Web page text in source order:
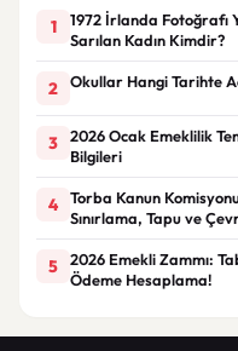
1
1972 İrlanda Fotoğrafı
Sarılan Kadın Kimdir?
2 Okullar Hangi Tarihte
3
2026 Ocak Emeklilik
Bilgileri
4
Torba Kanun
Sınırlama, Tapu ve
5
2026 Emekli Zammı:
Ödeme Hesaplama!